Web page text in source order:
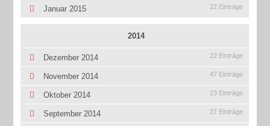
Januar 2015 22 Einträge
2014
Dezember 2014 22 Einträge
November 2014 47 Einträge
Oktober 2014 23 Einträge
September 2014 27 Einträge